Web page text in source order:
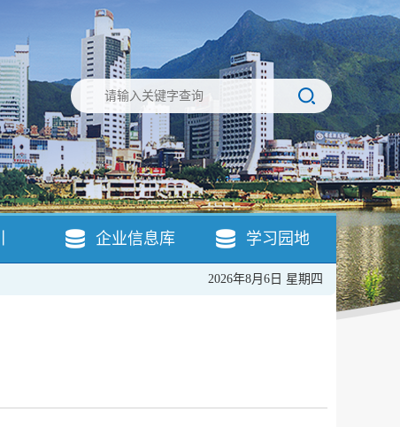
企业信息库 学习园地
2026年8月6日 星期四